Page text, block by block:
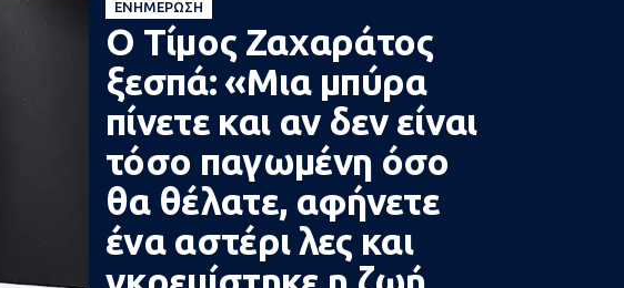
ΕΝΗΜΈΡΩΣΗ
Ο Τίμος Ζαχαράτος
ξεσπά: «Μια μπύρα
πίνετε και αν δεν είναι
τόσο παγωμένη όσο
θα θέλατε, αφήνετε
ένα αστέρι λες και